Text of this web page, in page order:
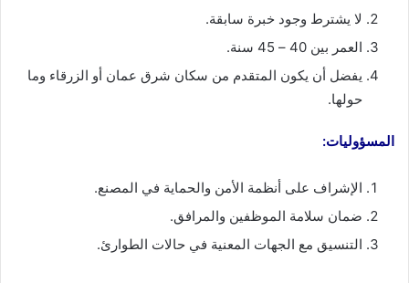
لا يشترط وجود خبرة سابقة.
العمر بين 40 – 45 سنة.
يفضل أن يكون المتقدم من سكان شرق عمان أو الزرقاء وما
حولها.
المسؤوليات:
الإشراف على أنظمة الأمن والحماية في المصنع.
ضمان سلامة الموظفين والمرافق.
التنسيق مع الجهات المعنية في حالات الطوارئ.